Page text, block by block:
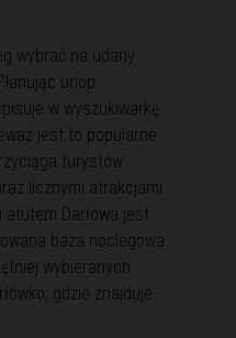
wybrać na udany
urlop
w wyszukiwarkę
jest to popularne
turystów
licznymi atrakcjami
atutem Darłowa jest
baza noclegowa.
wybieranych
gdzie znajduje